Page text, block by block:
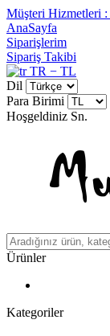
Müşteri Hizmetleri :
AnaSayfa
Siparişlerim
Sipariş Takibi
TR − TL
Dil
Para Birimi
Hoşgeldiniz Sn.
Ürünler
Kategoriler